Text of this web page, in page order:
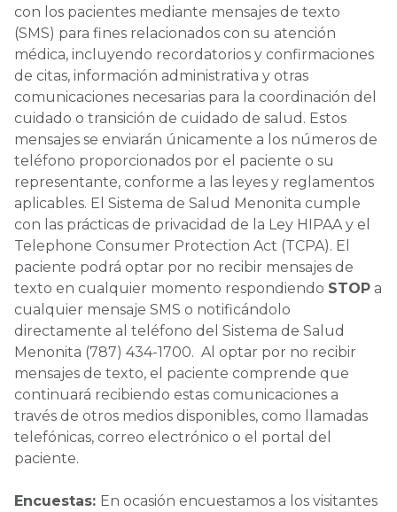
con los pacientes mediante mensajes de texto
(SMS) para fines relacionados con su atención
médica, incluyendo recordatorios y confirmaciones
de citas, información administrativa y otras
comunicaciones necesarias para la coordinación del
cuidado o transición de cuidado de salud. Estos
mensajes se enviarán únicamente a los números de
teléfono proporcionados por el paciente o su
representante, conforme a las leyes y reglamentos
aplicables. El Sistema de Salud Menonita cumple
con las prácticas de privacidad de la Ley HIPAA y el
Telephone Consumer Protection Act (TCPA). El
paciente podrá optar por no recibir mensajes de
texto en cualquier momento respondiendo STOP a
cualquier mensaje SMS o notificándolo
directamente al teléfono del Sistema de Salud
Menonita (787) 434-1700. Al optar por no recibir
mensajes de texto, el paciente comprende que
continuará recibiendo estas comunicaciones a
través de otros medios disponibles, como llamadas
telefónicas, correo electrónico o el portal del
paciente.
Encuestas: En ocasión encuestamos a los visitantes